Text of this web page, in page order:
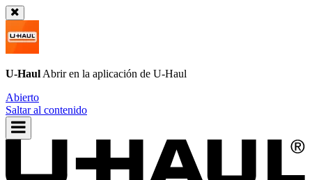
U-Haul Abrir en la aplicación de U-Haul
Abierto
Saltar al contenido